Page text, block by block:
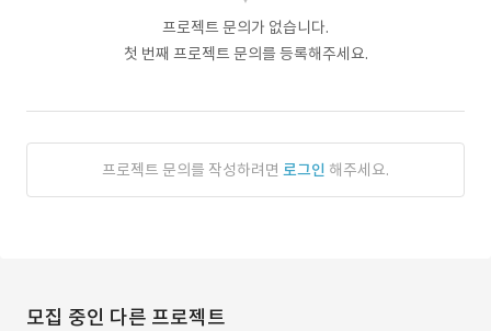
프로젝트 문의가 없습니다.
첫 번째 프로젝트 문의를 등록해주세요.
프로젝트 문의를 작성하려면 로그인 해주세요.
모집 중인 다른 프로젝트